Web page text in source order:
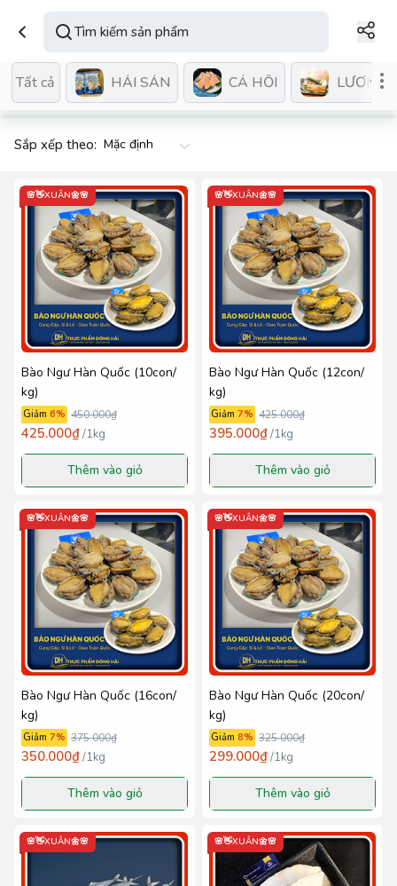
Tất cả HẢI SẢN CÁ HỒI LƯƠN
Sắp xếp theo:
🌸👋XUÂN🌼🌸
Bào Ngư Hàn Quốc (10con/
kg)
Giảm 6% 450.000₫
425.000₫/1kg
Thêm vào giỏ
🌸👋XUÂN🌼🌸
Bào Ngư Hàn Quốc (12con/
kg)
Giảm 7% 425.000₫
395.000₫/1kg
Thêm vào giỏ
🌸👋XUÂN🌼🌸
Bào Ngư Hàn Quốc (16con/
kg)
Giảm 7% 375.000₫
350.000₫/1kg
Thêm vào giỏ
🌸👋XUÂN🌼🌸
Bào Ngư Hàn Quốc (20con/
kg)
Giảm 8% 325.000₫
299.000₫/1kg
Thêm vào giỏ
🌸👋XUÂN🌼🌸 🌸👋XUÂN🌼🌸